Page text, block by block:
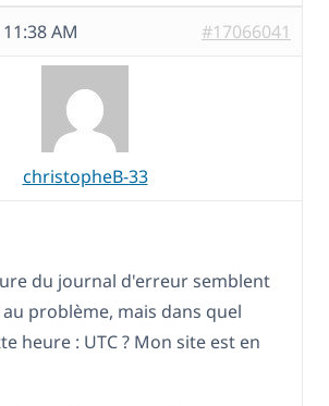
AM #17066041
christopheB-33
du journal d'erreur semblent
problème, mais dans quel
heure : UTC ? Mon site est en